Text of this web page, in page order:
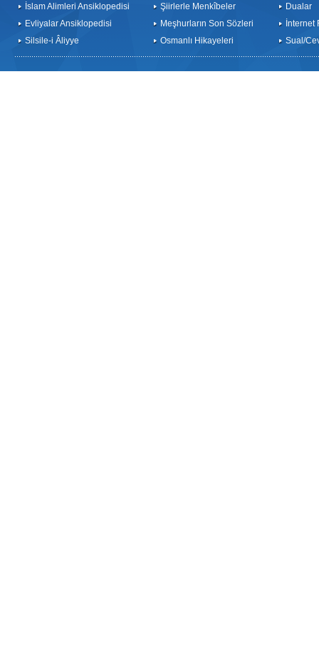
İslam Alimleri Ansiklopedisi
Evliyalar Ansiklopedisi
Silsile-i Âliyye
Şiirlerle Menkîbeler
Meşhurların Son Sözleri
Osmanlı Hikayeleri
Dualar
İnternet
Sual/